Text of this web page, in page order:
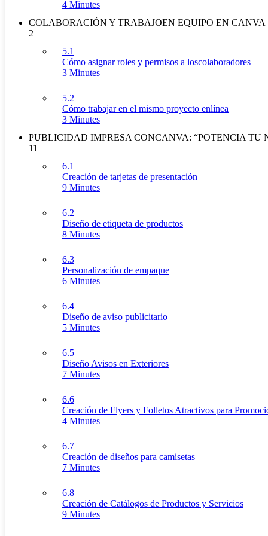
4 Minutes
COLABORACIÓN Y TRABAJOEN EQUIPO EN CANVA
2
5.1
Cómo asignar roles y permisos a loscolaboradores
3 Minutes
5.2
Cómo trabajar en el mismo proyecto enlínea
3 Minutes
PUBLICIDAD IMPRESA CONCANVA: “POTENCIA TU
11
6.1
Creación de tarjetas de presentación
9 Minutes
6.2
Diseño de etiqueta de productos
8 Minutes
6.3
Personalización de empaque
6 Minutes
6.4
Diseño de aviso publicitario
5 Minutes
6.5
Diseño Avisos en Exteriores
7 Minutes
6.6
Creación de Flyers y Folletos Atractivos para
4 Minutes
6.7
Creación de diseños para camisetas
7 Minutes
6.8
Creación de Catálogos de Productos y Servicios
9 Minutes